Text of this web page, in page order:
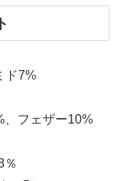
ド7%
、フェザー10%
％